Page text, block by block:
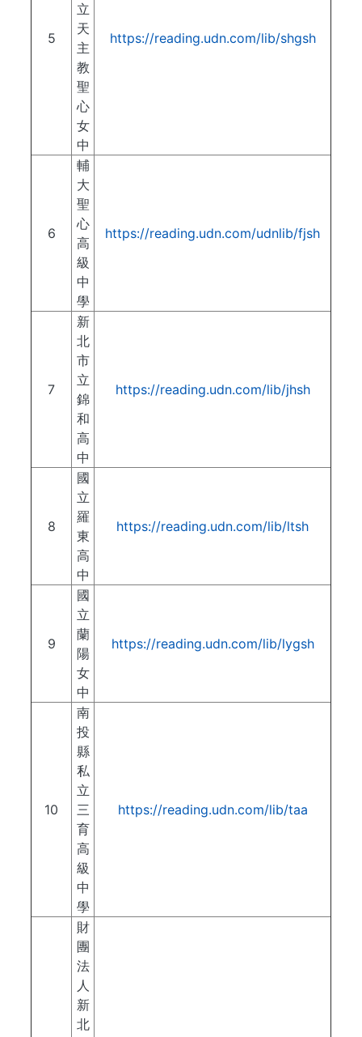
5
立
天
主
教
聖
心
女
中
https://reading.udn.com/lib/shgsh
6
輔
大
聖
心
高
級
中
學
https://reading.udn.com/udnlib/fjsh
7
新
北
市
立
錦
和
高
中
https://reading.udn.com/lib/jhsh
8
國
立
羅
東
高
中
https://reading.udn.com/lib/ltsh
9
國
立
蘭
陽
女
中
https://reading.udn.com/lib/lygsh
10
南
投
縣
私
立
三
育
高
級
中
學
https://reading.udn.com/lib/taa
財
團
法
人
新
北